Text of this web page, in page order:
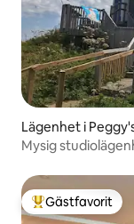
Lägenhet i
Mysig
Populär
Gästfavorit